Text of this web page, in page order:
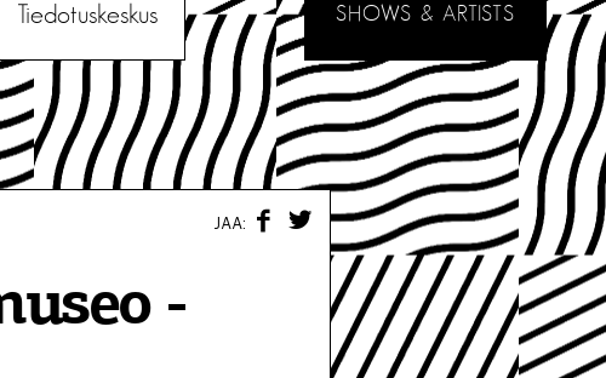
Tiedotuskeskus SHOWS & ARTISTS
-
JAA:
F
W